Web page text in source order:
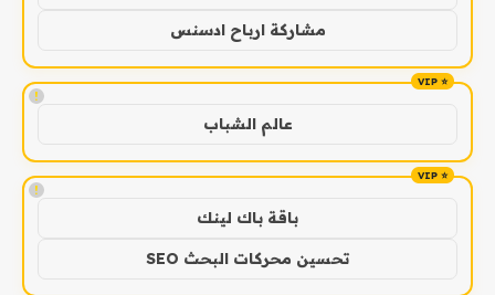
مشاركة ارباح ادسنس
!
عالم الشباب
!
باقة باك لينك
تحسين محركات البحث SEO